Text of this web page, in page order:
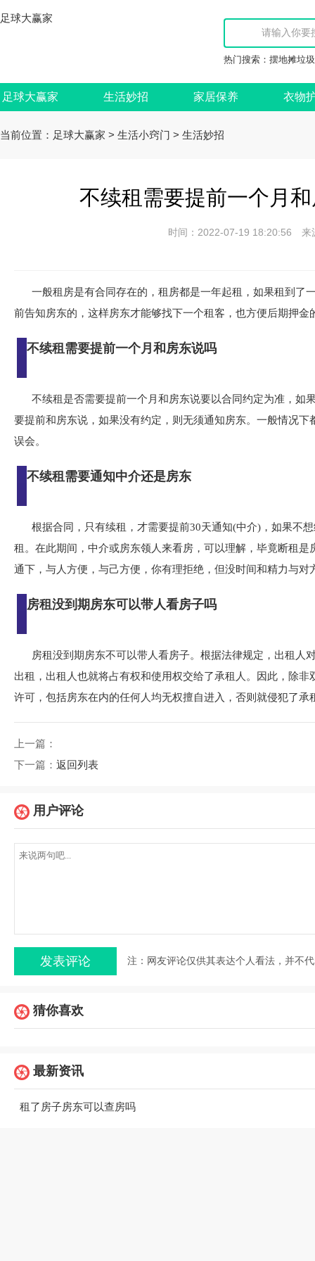
足球大赢家
热门搜索： 摆地摊垃
足球大赢家 生活妙招 家居保养 衣物
当前位置： 足球大赢家 > 生活小窍门 > 生活妙招
不续租需要提前一个月
时间：2022-07-19 18:20:56
一般租房是有合同存在的，租房都是一年起租，如果租到了
前告知房东的，这样房东才能够找下一个租客，也方便后期押金
不续租需要提前一个月和房东说吗
不续租是否需要提前一个月和房东说要以合同约定为准，如
要提前和房东说，如果没有约定，则无须通知房东。一般情况
误会。
不续租需要通知中介还是房东
根据合同，只有续租，才需要提前30天通知(中介)，如果不
租。在此期间，中介或房东领人来看房，可以理解，毕竟断租
通下，与人方便，与己方便，你有理拒绝，但没时间和精力与对
房租没到期房东可以带人看房子吗
房租没到期房东不可以带人看房子。根据法律规定，出租人
出租，出租人也就将占有权和使用权交给了承租人。因此，除
许可，包括房东在内的任何人均无权擅自进入，否则就侵犯了承
上一篇：
下一篇： 返回列表
用户评论
注：网友评论仅供其表达个人看法，并不
猜你喜欢
最新资讯
租了房子房东可以查房吗